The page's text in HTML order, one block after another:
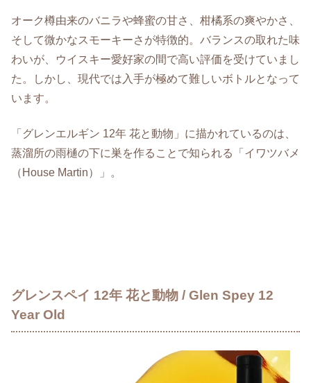
オーク樽由来のバニラや蜂蜜の甘さ、柑橘系の爽やかさ、
そして微かなスモーキーさが特徴的。バランスの取れた味
わいが、ウイスキー愛好家の間で高い評価を受けていまし
た。しかし、現代では入手が極めて難しいボトルとなって
います。
「グレンエルギン 12年 花と動物」に描かれているのは、
蒸溜所の雨樋の下に巣を作ることで知られる「イワツバメ
（House Martin）」。
グレンスペイ 12年 花と動物 / Glen Spey 12
Year Old